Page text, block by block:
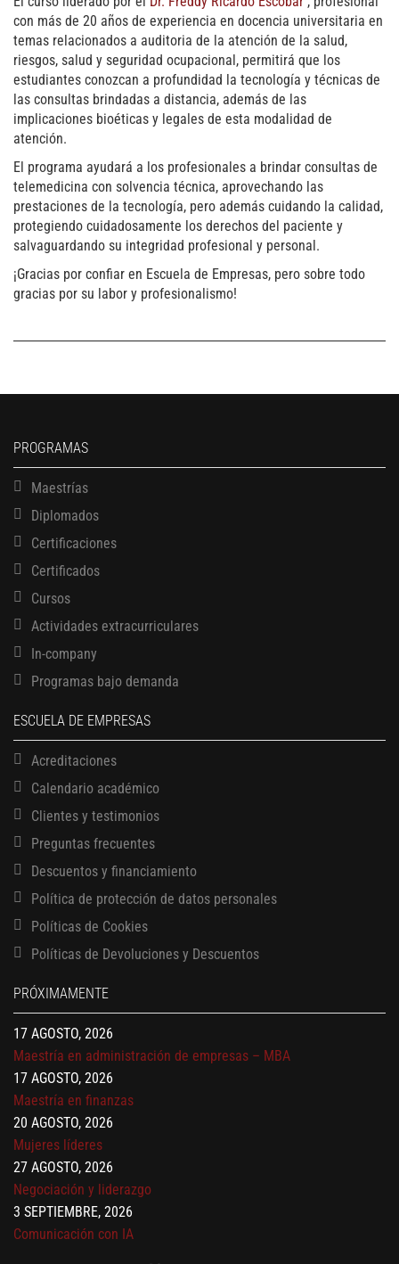
con más de 20 años de experiencia en docencia universitaria en
temas relacionados a auditoria de la atención de la salud,
riesgos, salud y seguridad ocupacional, permitirá que los
estudiantes conozcan a profundidad la tecnología y técnicas de
las consultas brindadas a distancia, además de las
implicaciones bioéticas y legales de esta modalidad de
atención.
El programa ayudará a los profesionales a brindar consultas de
telemedicina con solvencia técnica, aprovechando las
prestaciones de la tecnología, pero además cuidando la calidad,
protegiendo cuidadosamente los derechos del paciente y
salvaguardando su integridad profesional y personal.
¡Gracias por confiar en Escuela de Empresas, pero sobre todo
gracias por su labor y profesionalismo!
PROGRAMAS
Maestrías
Diplomados
Certificaciones
Certificados
Cursos
Actividades extracurriculares
In-company
Programas bajo demanda
ESCUELA DE EMPRESAS
Acreditaciones
Calendario académico
Clientes y testimonios
Preguntas frecuentes
Descuentos y financiamiento
Política de protección de datos personales
Políticas de Cookies
Políticas de Devoluciones y Descuentos
PRÓXIMAMENTE
13 AGOSTO, 2026
Finanzas para no financieros
Gerencia de empresas familiares
Maestría en administración de empresas – MBA
17 AGOSTO, 2026
Maestría en finanzas
20 AGOSTO, 2026
Mujeres líderes
27 AGOSTO, 2026
Negociación y liderazgo
3 SEPTIEMBRE, 2026
Comunicación con IA
7 SEPTIEMBRE, 2026